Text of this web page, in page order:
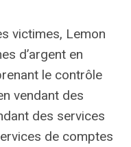
victimes, Lemon
d’argent en
le contrôle
vendant des
des services
de comptes